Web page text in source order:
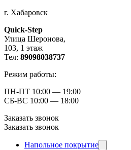
г. Хабаровск
Quick-Step
​Улица Шеронова,
103, ​1 этаж
Тел: 89098038737
Режим работы:
ПН-ПТ 10:00 — 19:00
СБ-ВС 10:00 — 18:00
Заказать звонок
Заказать звонок
Напольное покрытие